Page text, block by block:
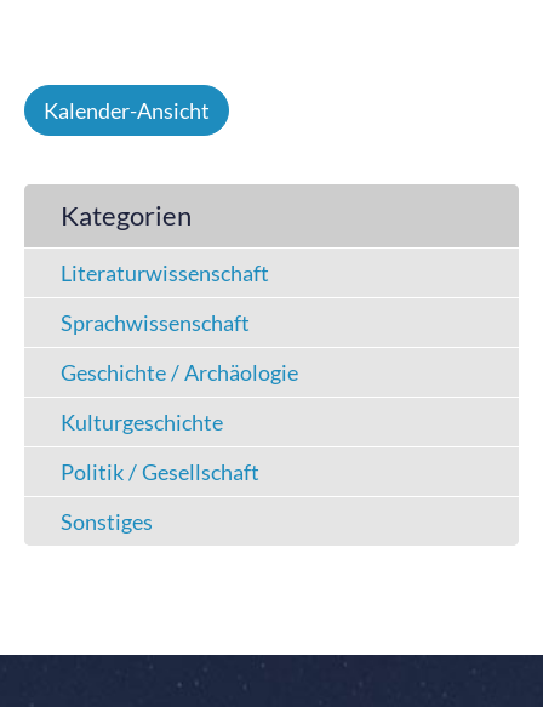
Kalender-Ansicht
Kategorien
Literaturwissenschaft
Sprachwissenschaft
Geschichte / Archäologie
Kulturgeschichte
Politik / Gesellschaft
Sonstiges